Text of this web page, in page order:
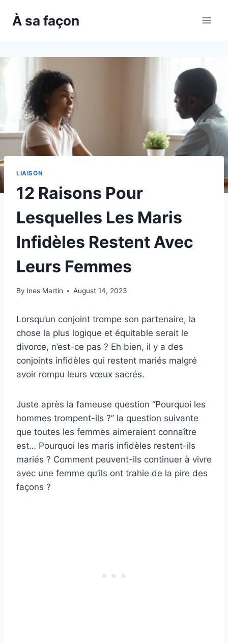
À sa façon
LIAISON
12 Raisons Pour
Lesquelles Les Maris
Infidèles Restent Avec
Leurs Femmes
By Ines Martin August 14, 2023
Lorsqu’un conjoint trompe son partenaire, la
chose la plus logique et équitable serait le
divorce, n’est-ce pas ? Eh bien, il y a des
conjoints infidèles qui restent mariés malgré
avoir rompu leurs vœux sacrés.
Juste après la fameuse question “Pourquoi les
hommes trompent-ils ?” la question suivante
que toutes les femmes aimeraient connaître
est… Pourquoi les maris infidèles restent-ils
mariés ? Comment peuvent-ils continuer à vivre
avec une femme qu’ils ont trahie de la pire des
façons ?